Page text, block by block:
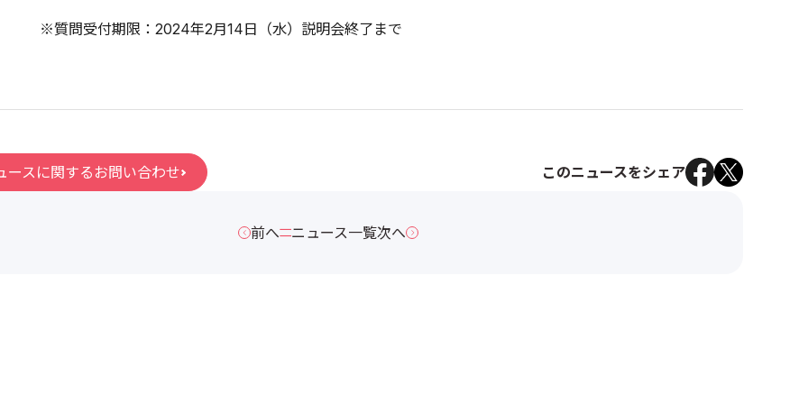
※質問受付期限：2024年2月14日（水）説明会終了まで
ースに関するお問い合わせ このニュースをシェア
前へ ニュース一覧次へ